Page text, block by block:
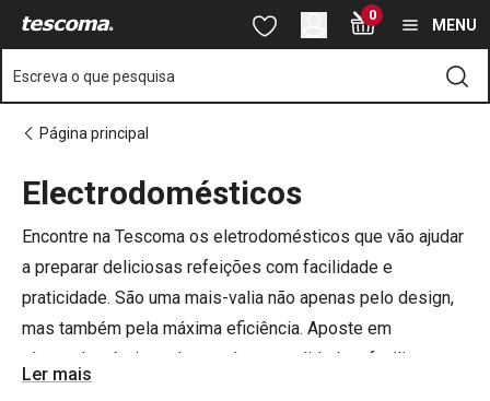
Está na página Eletrodomésticos de cozinha
Saltar para o conteúdo principal
Saltar para a pesquisa
Saltar para a navegação 0
MENU
Escreva o que pesquisa
Página principal
Electrodomésticos
Encontre na Tescoma os eletrodomésticos que vão ajudar
a preparar deliciosas refeições com facilidade e
praticidade. São uma mais-valia não apenas pelo design,
mas também pela máxima eficiência. Aposte em
electrodomésticos de excelente qualidade e facilite o
trabalho na cozinha.
Ler mais